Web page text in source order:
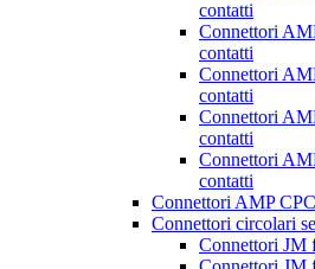
contatti
Connettori
contatti
Connettori
contatti
Connettori
contatti
Connettori
contatti
Connettori AMP
Connettori circolari
Connettori JM